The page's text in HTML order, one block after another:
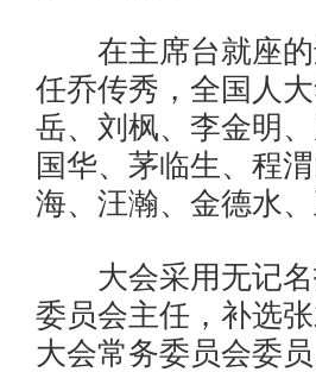
在主席台就座的
任乔传秀，全国人
岳、刘枫、李金明
国华、茅临生、程
海、汪瀚、金德水
大会采用无记名
委员会主任，补选
大会常务委员会委员